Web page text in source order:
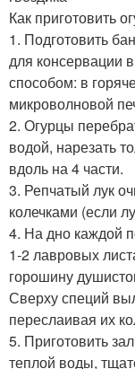
Как приготовить
1. Подготовить
для консервации
способом: в
микроволновой
2. Огурцы
водой, нарезать
вдоль на 4 части.
3. Репчатый лук
колечками (если
4. На дно каждой
1-2 лавровых
горошину
Сверху специй
переслаивая их
5. Приготовить
теплой воды,